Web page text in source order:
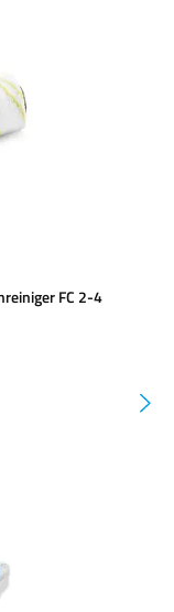
FC 2-4